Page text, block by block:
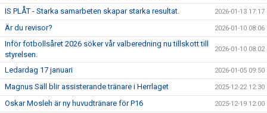
IS PLÅT - Starka samarbeten skapar starka resultat. 2026-01-13 17:17
Är du revisor? 2026-01-10 08:06
Inför fotbollsåret 2026 söker vår valberedning nu tillskott till
styrelsen.
2026-01-10 08:02
Ledardag 17 januari 2026-01-05 09:50
Magnus Säll blir assisterande tränare i Herrlaget 2025-12-22 12:30
Oskar Mosleh är ny huvudtränare för P16 2025-12-19 12:00